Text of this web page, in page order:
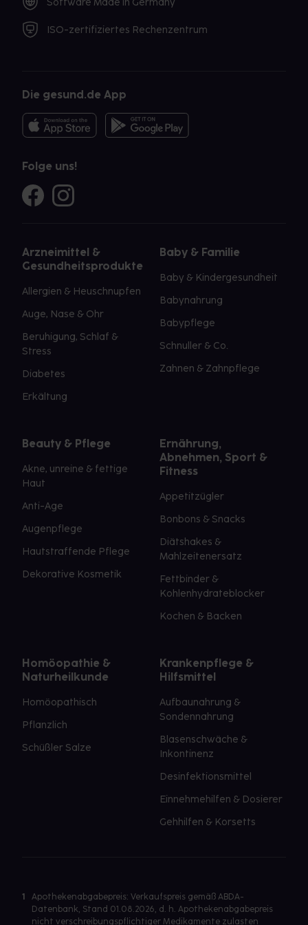
ISO-zertifiziertes Rechenzentrum
Die gesund.de App
Folge uns!
Arzneimittel &
Gesundheitsprodukte
Allergien & Heuschnupfen
Auge, Nase & Ohr
Beruhigung, Schlaf &
Stress
Diabetes
Erkältung
Baby & Familie
Baby & Kindergesundheit
Babynahrung
Babypflege
Schnuller & Co.
Zahnen & Zahnpflege
Beauty & Pflege
Akne, unreine & fettige
Haut
Anti-Age
Augenpflege
Hautstraffende Pflege
Dekorative Kosmetik
Ernährung,
Abnehmen, Sport &
Fitness
Appetitzügler
Bonbons & Snacks
Diätshakes &
Mahlzeitenersatz
Fettbinder &
Kohlenhydrateblocker
Kochen & Backen
Homöopathie &
Naturheilkunde
Homöopathisch
Pflanzlich
Schüßler Salze
Krankenpflege &
Hilfsmittel
Aufbaunahrung &
Sondennahrung
Blasenschwäche &
Inkontinenz
Desinfektionsmittel
Einnehmehilfen & Dosierer
Gehhilfen & Korsetts
1
Apothekenabgabepreis: Verkaufspreis gemäß ABDA-
Datenbank, Stand 01.08.2026, d. h. Apothekenabgabepreis
nicht verschreibungspflichtiger Medikamente zulasten